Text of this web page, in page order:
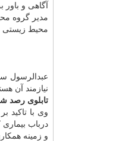
آگاهی و
مدیر گروه
محیط زیستی
عبدالرسول
نیازمند آن
تابلوی رصد
وی با تاکید
درباب
و زمینه